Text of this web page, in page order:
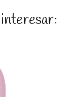
interesar: